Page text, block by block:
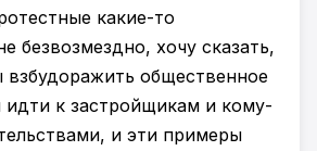
какие-то
безвозмездно, хочу сказать,
взбудоражить общественное
к застройщикам и кому-
и эти примеры